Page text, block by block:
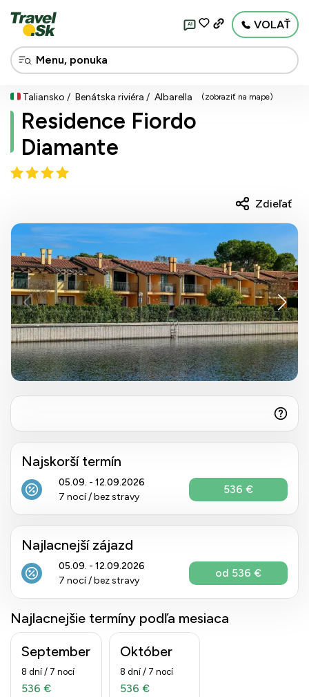
AI VOLAŤ
Taliansko Benátska riviéra Albarella (zobraziť na mape)
Residence Fiordo
Diamante
Zdieľať
Najskorší termín
05.09. - 12.09.2026
7 nocí / bez stravy
536 €
Najlacnejší zájazd
05.09. - 12.09.2026
7 nocí / bez stravy
od 536 €
Najlacnejšie termíny podľa mesiaca
September
8 dní / 7 nocí
536 €
Október
8 dní / 7 nocí
536 €